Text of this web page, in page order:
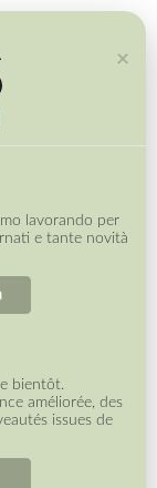
×
lavorando per
e tante novità
bientôt.
améliorée, des
issues de